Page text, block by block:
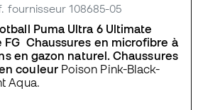
fournisseur 108685-05
Puma Ultra 6 Ultimate
FG Chaussures en microfibre à
en gazon naturel. Chaussures
couleur Poison Pink-Black-
Aqua.